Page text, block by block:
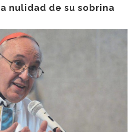
nulidad de su sobrina